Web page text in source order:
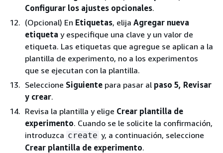
Configurar los ajustes opcionales.
(Opcional) En Etiquetas, elija Agregar nueva
etiqueta y especifique una clave y un valor de
etiqueta. Las etiquetas que agregue se aplican a la
plantilla de experimento, no a los experimentos
que se ejecutan con la plantilla.
Seleccione Siguiente para pasar al paso 5, Revisar
y crear.
Revisa la plantilla y elige Crear plantilla de
experimento. Cuando se le solicite la confirmación,
introduzca create y, a continuación, seleccione
Crear plantilla de experimento.